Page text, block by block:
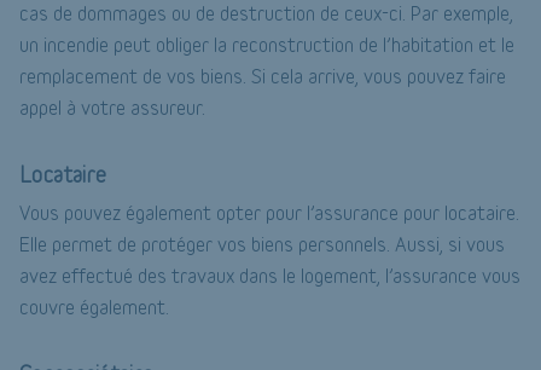
cas de dommages ou de destruction de ceux-ci. Par exemple,
un incendie peut obliger la reconstruction de l’habitation et le
remplacement de vos biens. Si cela arrive, vous pouvez faire
appel à votre assureur.
Locataire
Vous pouvez également opter pour l’assurance pour locataire.
Elle permet de protéger vos biens personnels. Aussi, si vous
avez effectué des travaux dans le logement, l’assurance vous
couvre également.